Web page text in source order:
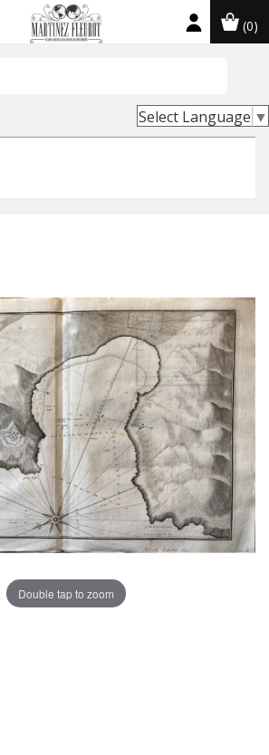
(0)
Select Language ▼
Double tap to zoom